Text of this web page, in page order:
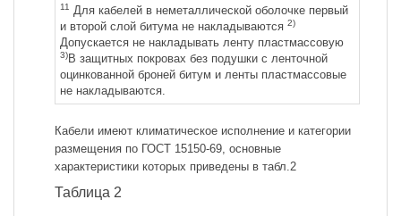
11
Для кабелей в неметаллической оболочке первый
и второй слой битума не накладываются 2)
Допускается не накладывать ленту пластмассовую
3)В защитных покровах без подушки с ленточной
оцинкованной броней битум и ленты пластмассовые
не накладываются.
Кабели имеют климатическое исполнение и категории
размещения по ГОСТ 15150-69, основные
характеристики которых приведены в табл.2
Таблица 2